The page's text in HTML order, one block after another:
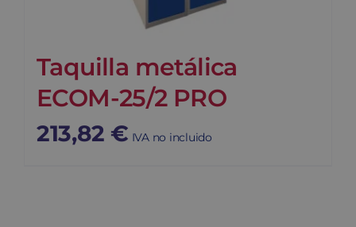
Taquilla metálica
ECOM-25/2 PRO
213,82 € IVA no incluido